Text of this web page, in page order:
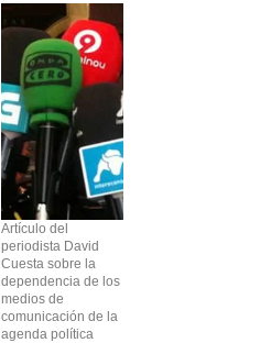
Artículo del
periodista David
Cuesta sobre la
dependencia de los
medios de
comunicación de la
agenda política